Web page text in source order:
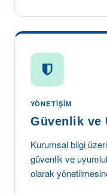
YÖNETIŞIM
Güvenlik ve
Kurumsal bilgi
güvenlik ve
olarak